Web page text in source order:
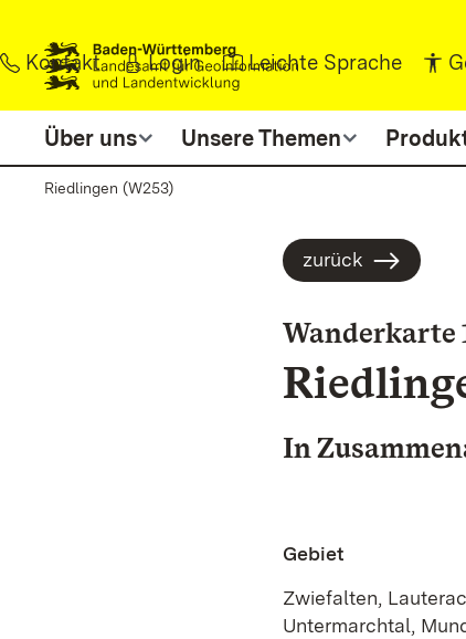
Kontakt Login Leichte Sprache
Über uns Unsere Themen
Riedlingen (W253)
zurück
Wanderkarte
In
Gebiet
Zwiefalten,
Untermarchtal,